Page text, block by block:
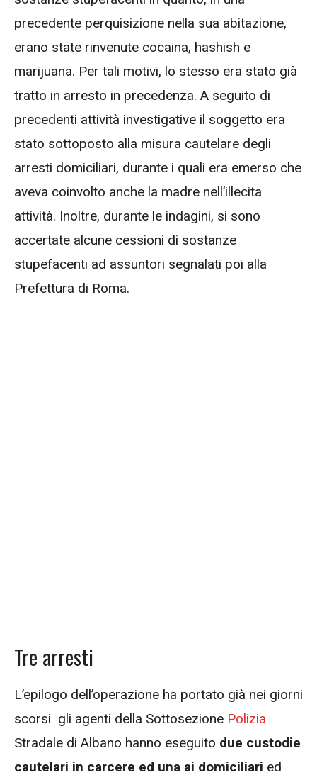
precedente perquisizione nella sua abitazione,
erano state rinvenute cocaina, hashish e
marijuana. Per tali motivi, lo stesso era stato già
tratto in arresto in precedenza. A seguito di
precedenti attività investigative il soggetto era
stato sottoposto alla misura cautelare degli
arresti domiciliari, durante i quali era emerso che
aveva coinvolto anche la madre nell’illecita
attività. Inoltre, durante le indagini, si sono
accertate alcune cessioni di sostanze
stupefacenti ad assuntori segnalati poi alla
Prefettura di Roma.
Tre arresti
L’epilogo dell’operazione ha portato già nei giorni
scorsi gli agenti della Sottosezione Polizia
Stradale di Albano hanno eseguito due custodie
cautelari in carcere ed una ai domiciliari ed